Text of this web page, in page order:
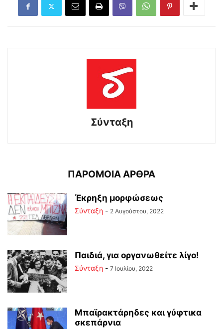
Σύνταξη
ΠΑΡΟΜΟΙΑ ΑΡΘΡΑ
Έκρηξη μορφώσεως
Σύνταξη - 2 Αυγούστου, 2022
Παιδιά, για οργανωθείτε λίγο!
Σύνταξη - 7 Ιουλίου, 2022
Μπαϊρακτάρηδες και γύφτικα
σκεπάρνια